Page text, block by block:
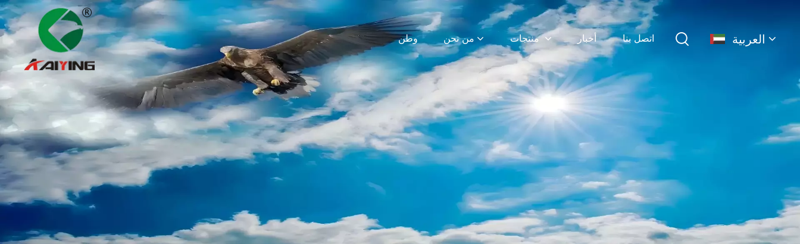
وطن من نحن منتجات أخبار اتصل بنا العربية
español